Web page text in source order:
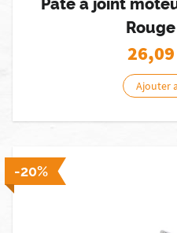
Pâte à joint
26,09
Ajouter
-20%